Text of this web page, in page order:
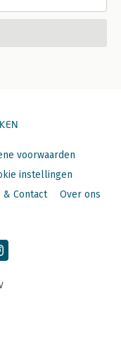
voorwaarden
instellingen
& Contact Over ons